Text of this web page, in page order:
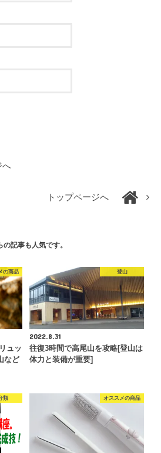
へ
トップページへ
の記事も人気です。
の商品
ュッ
など
登山
2022.8.31
往復3時間で高尾山を攻略[登山は
体力と装備が重要]
類 オススメの商品